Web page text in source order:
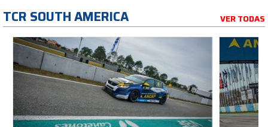
TCR SOUTH AMERICA VER TODAS